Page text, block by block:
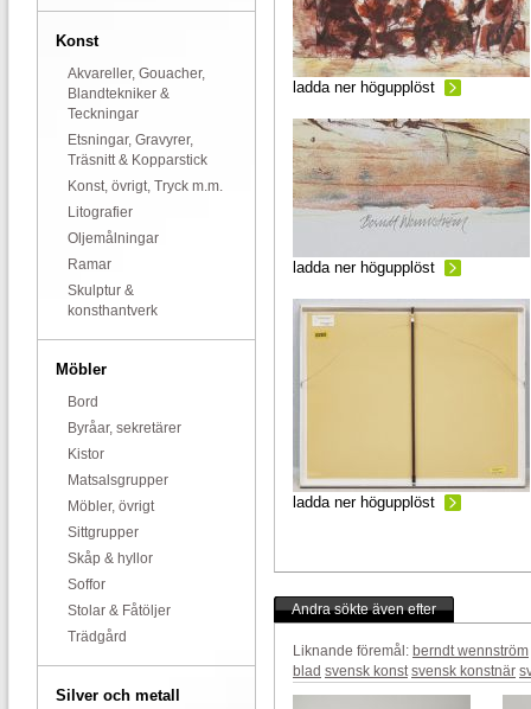
Konst
Akvareller, Gouacher,
Blandtekniker &
Teckningar
Etsningar, Gravyrer,
Träsnitt & Kopparstick
Konst, övrigt, Tryck m.m.
Litografier
Oljemålningar
Ramar
Skulptur &
konsthantverk
Möbler
Bord
Byråar, sekretärer
Kistor
Matsalsgrupper
Möbler, övrigt
Sittgrupper
Skåp & hyllor
Soffor
Stolar & Fåtöljer
Trädgård
Silver och metall
ladda ner högupplöst
ladda ner högupplöst
ladda ner högupplöst
Andra sökte även efter
Liknande föremål: berndt wennström
blad svensk konst svensk konstnär